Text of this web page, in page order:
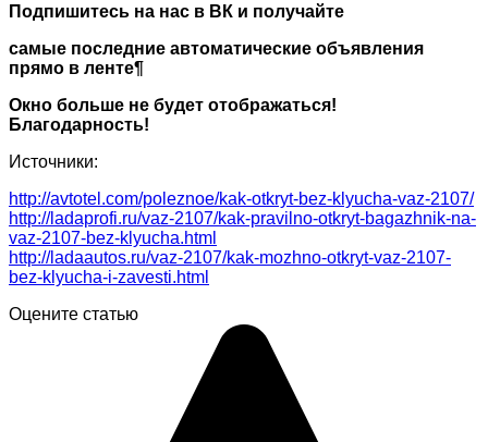
Подпишитесь на нас в ВК и получайте
самые последние автоматические объявления
прямо в ленте¶
Окно больше не будет отображаться!
Благодарность!
Источники:
http://avtotel.com/poleznoe/kak-otkryt-bez-klyucha-vaz-2107/
http://ladaprofi.ru/vaz-2107/kak-pravilno-otkryt-bagazhnik-na-
vaz-2107-bez-klyucha.html
http://ladaautos.ru/vaz-2107/kak-mozhno-otkryt-vaz-2107-
bez-klyucha-i-zavesti.html
Оцените статью